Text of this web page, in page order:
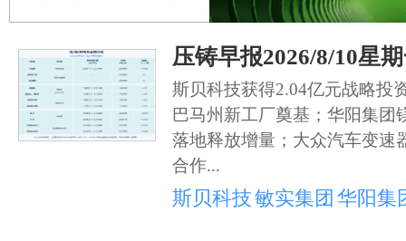
压铸早报2026/8/10星
斯贝科技获得2.04亿元战略投
巴马州新工厂奠基；华阳集团
落地释放增量；大众汽车变速
合作...
斯贝科技敏实集团 华阳集